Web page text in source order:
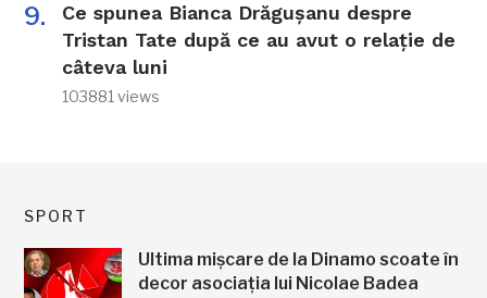
Ce spunea Bianca Drăgușanu despre
Tristan Tate după ce au avut o relație de
câteva luni
103881 views
SPORT
Ultima mișcare de la Dinamo scoate în
decor asociația lui Nicolae Badea